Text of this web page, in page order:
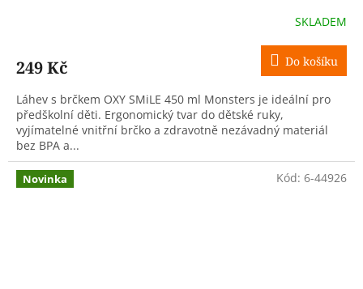
SKLADEM
249 Kč Do košíku
Láhev s brčkem OXY SMiLE 450 ml Monsters je ideální pro
předškolní děti. Ergonomický tvar do dětské ruky,
vyjímatelné vnitřní brčko a zdravotně nezávadný materiál
bez BPA a...
Novinka Kód: 6-44926